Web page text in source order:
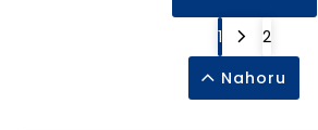
1
2
Nahoru